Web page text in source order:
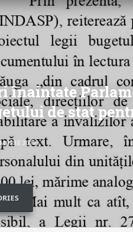
înaintate
de stat
2023